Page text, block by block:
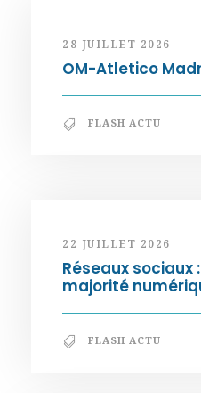
28 JUILLET 2026
OM-Atletico
FLASH ACTU
22 JUILLET 2026
Réseaux sociaux
majorité
FLASH ACTU